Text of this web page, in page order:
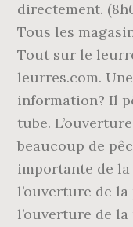
directement.
Tous les
Tout sur le
leurres.com.
information? Il
tube.
beaucoup de
importante de
l’ouverture de
l’ouverture de